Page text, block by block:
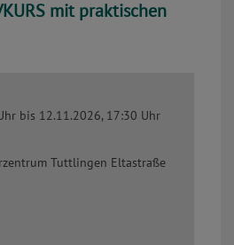
mit praktischen
bis 12.11.2026, 17:30 Uhr
Tuttlingen Eltastraße
Kontakt